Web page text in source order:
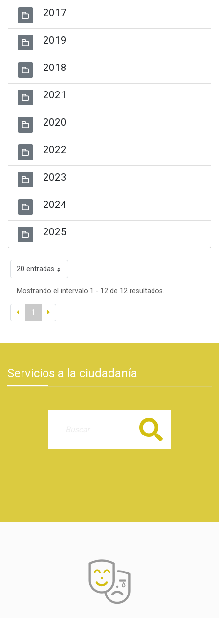
2017
2019
2018
2021
2020
2022
2023
2024
2025
20 entradas
Mostrando el intervalo 1 - 12 de 12 resultados.
1
Servicios a la ciudadanía
Buscar